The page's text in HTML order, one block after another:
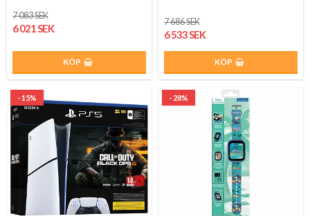
7 083 SEK
6 021 SEK
KÖP
7 686 SEK
6 533 SEK
KÖP
- 15% - 28%